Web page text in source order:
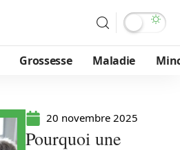
Grossesse Maladie
20 novembre 2025
Pourquoi une